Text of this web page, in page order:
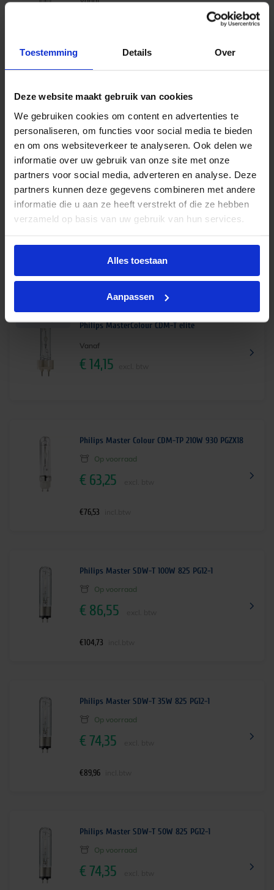
Toestemming Details Over
Deze website maakt gebruik van cookies
We gebruiken cookies om content en advertenties te
personaliseren, om functies voor social media te bieden
en om ons websiteverkeer te analyseren. Ook delen we
informatie over uw gebruik van onze site met onze
partners voor social media, adverteren en analyse. Deze
partners kunnen deze gegevens combineren met andere
informatie die u aan ze heeft verstrekt of die ze hebben
verzameld op basis van uw gebruik van hun services.
Alles toestaan
Aanpassen
Philips MasterColour CDM-T Elite MW
Vanaf
€69,00 excl. btw
Meerdere opties
Philips MasterColour CDM-Rm Mini
€38,50
Philips MasterColour CDM-T elite
Vanaf
€14,15
Philips Master Colour CDM-TP 210W 930 PGZX18
Op voorraad
€ 63,25
€76,53
Philips Master SDW-T 100W 825 PG12-1
Op voorraad
€ 86,55
€104,73
Philips Master SDW-T 35W 825 PG12-1
Op voorraad
€74,35
€89,96
Philips Master SDW-T 50W 825 PG12-1
Op voorraad
€74,35